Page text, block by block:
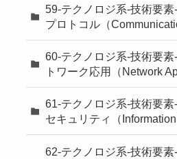
59-テクノロジ系-技術要
プロトコル（
60-テクノロジ系-技術要
トワーク応用（Network
61-テクノロジ系-技術要
セキュリティ（Information
62-テクノロジ系-技術要